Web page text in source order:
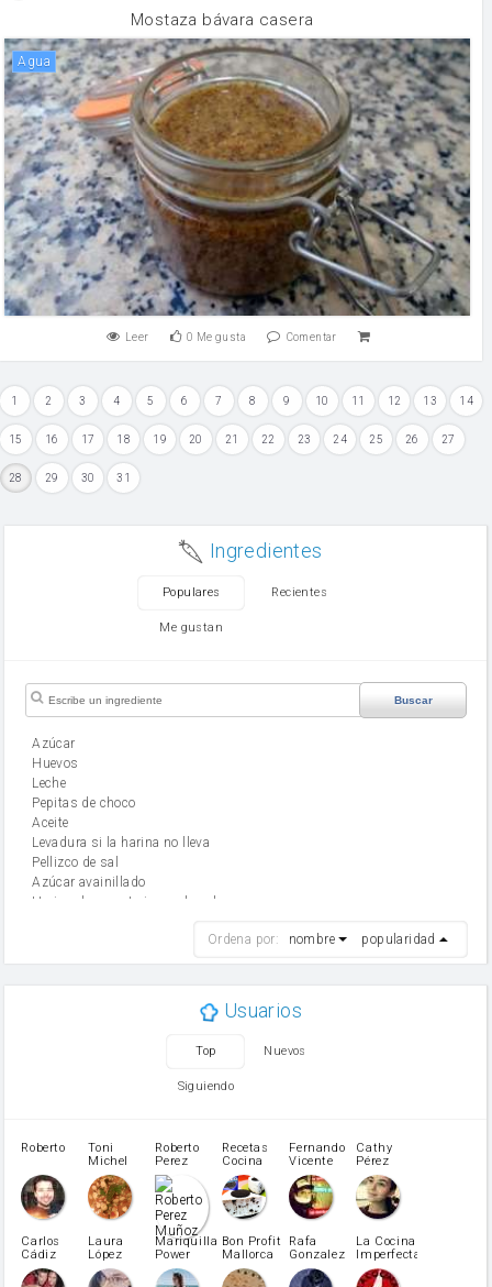
Mostaza bávara casera
agua
Leer 0 Me gusta Comentar
1 2 3 4 5 6 7 8 9 10 11 12 13 14
15 16 17 18 19 20 21 22 23 24 25 26 27
28 29 30 31
Ingredientes
Populares Recientes
Me gustan
Buscar
Azúcar
huevos
leche
Pepitas de choco
aceite
Levadura si la harina no lleva
Pellizco de sal
Azúcar avainillado
Harina de reposteria con levadura
mantequilla
Harina para bizcocho
patatas
pimiento rojo
Pimentón
pimiento verde
miel
vino blanco
Ordena por: nombre popularidad
Usuarios
Top Nuevos
Siguiendo
Roberto
Toni
Michel
Caubet
Roberto
Perez
Muñoz
Recetas
Cocina
Fernando
Vicente
Cathy
Pérez
Carlos
Cádiz
Laura
López
Martínez
Mariquilla
Power
Bon Profit
Mallorca
Rafa
Gonzalez
La Cocina
Imperfecta